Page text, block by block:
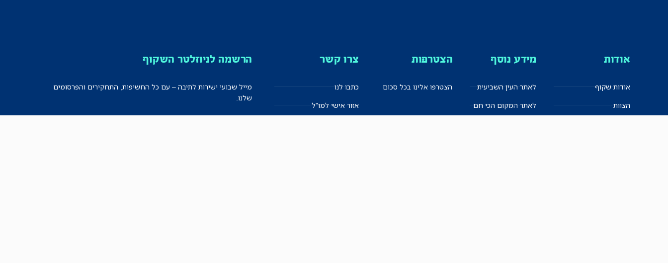
אודות
אודות שקוף
הצוות
מידע נוסף
לאתר העין השביעית
לאתר המקום הכי חם
הצטרפות
הצטרפו אלינו בכל סכום
צרו קשר
כתבו לנו
אזור אישי למו"ל
הרשמה לניוזלטר השקוף
מייל שבועי ישירות לתיבה – עם כל החשיפות, התחקירים והפרסומים
שלנו.